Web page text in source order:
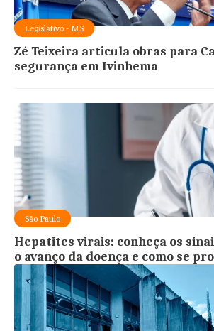
Legislativo - MS
Zé Teixeira articula obras para
segurança em Ivinhema
São Paulo
Hepatites virais: conheça os
o avanço da doença e como se